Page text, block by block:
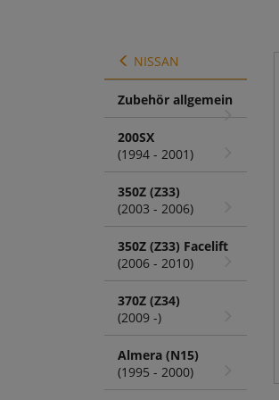
NISSAN
Zubehör allgemein
200SX
(1994 - 2001)
350Z (Z33)
(2003 - 2006)
350Z (Z33) Facelift
(2006 - 2010)
370Z (Z34)
(2009 -)
Almera (N15)
(1995 - 2000)